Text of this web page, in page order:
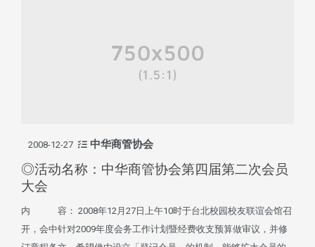
2008-12-27 中华商管协会
◎活动名称：中华商管协会第四届第二次会员
大会
内 容： 2008年12月27日上午10时于台北校园校友联谊会馆召
开，会中针对2009年度会务工作计划暨经费收支预算做审议，并修